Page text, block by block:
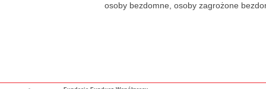
osoby bezdomne, osoby zagrożone